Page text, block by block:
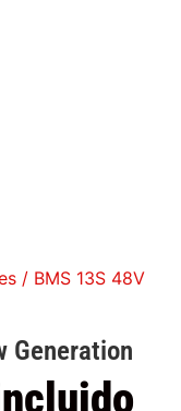
/ BMS 13S 48V
Generation